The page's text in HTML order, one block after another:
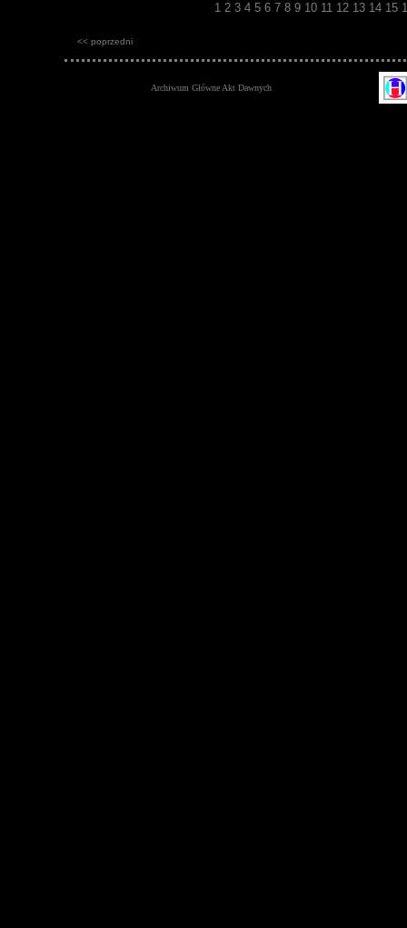
1 2 3 4 5 6 7 8 9 10 11 12 13 14 15
<< poprzedni
Archiwum Główne Akt Dawnych